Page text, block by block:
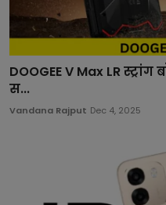
DOOGEE V Max LR
स...
Vandana Rajput Dec 4, 2025